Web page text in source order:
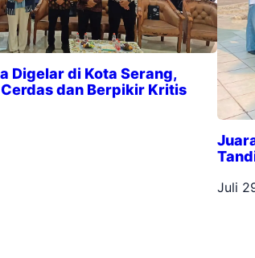
Digelar di Kota Serang,
dan Berpikir Kritis
Juli